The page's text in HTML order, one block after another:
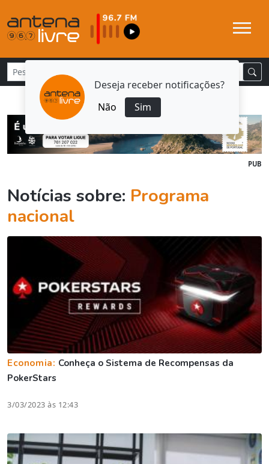
Deseja receber notificações?
Não
Sim
PUB
Notícias sobre: Programa
nacional
Economia: Conheça o Sistema de Recompensas da
PokerStars
3/03/2023 às 12:43